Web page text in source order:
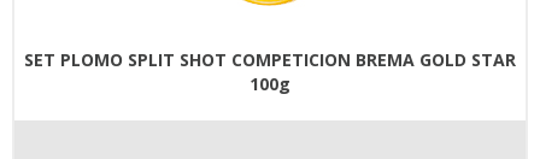
SET PLOMO SPLIT SHOT COMPETICION BREMA GOLD STAR
100g